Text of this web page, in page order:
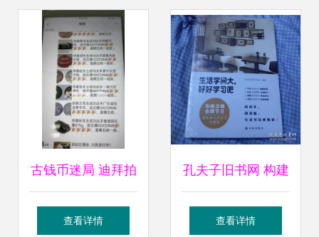
古钱币迷局 迪拜拍
卖的3秒教训——
查看详情
孔夫子旧书网 构建
拍卖图录专卖与珍
查看详情